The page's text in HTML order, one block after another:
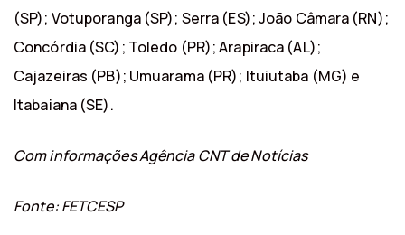
(SP); Votuporanga (SP); Serra (ES); João Câmara (RN);
Concórdia (SC); Toledo (PR); Arapiraca (AL);
Cajazeiras (PB); Umuarama (PR); Ituiutaba (MG) e
Itabaiana (SE).
Com informações Agência CNT de Notícias
Fonte: FETCESP